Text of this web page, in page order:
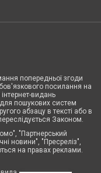
попередньої згоди
посилання на
видань
пошукових систем
абзацу в тексті або в
Законом.
"Партнерський
новини", "Пресреліз",
на правах реклами.